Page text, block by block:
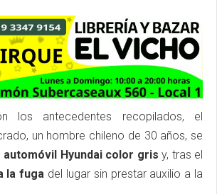
los antecedentes recopilados, el
un hombre chileno de 30 años, se
automóvil Hyundai color gris y, tras el
la fuga del lugar sin prestar auxilio a la